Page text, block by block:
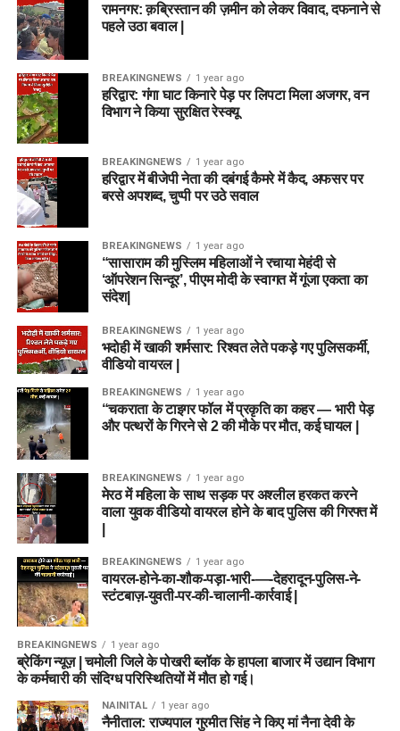
रामनगर: क़ब्रिस्तान की ज़मीन को लेकर विवाद, दफनाने से
पहले उठा बवाल |
BREAKINGNEWS 1 year ago
हरिद्वार: गंगा घाट किनारे पेड़ पर लिपटा मिला अजगर, वन
विभाग ने किया सुरक्षित रेस्क्यू
BREAKINGNEWS 1 year ago
हरिद्वार में बीजेपी नेता की दबंगई कैमरे में कैद, अफसर पर
बरसे अपशब्द, चुप्पी पर उठे सवाल
BREAKINGNEWS 1 year ago
“सासाराम की मुस्लिम महिलाओं ने रचाया मेहंदी से
‘ऑपरेशन सिन्दूर’, पीएम मोदी के स्वागत में गूंजा एकता का
संदेश|
BREAKINGNEWS 1 year ago
भदोही में खाकी शर्मसार: रिश्वत लेते पकड़े गए पुलिसकर्मी,
वीडियो वायरल |
BREAKINGNEWS 1 year ago
“चकराता के टाइगर फॉल में प्रकृति का कहर — भारी पेड़
और पत्थरों के गिरने से 2 की मौके पर मौत, कई घायल |
BREAKINGNEWS 1 year ago
मेरठ में महिला के साथ सड़क पर अश्लील हरकत करने
वाला युवक वीडियो वायरल होने के बाद पुलिस की गिरफ्त में
BREAKINGNEWS 1 year ago
वायरल-होने-का-शौक-पड़ा-भारी-—-देहरादून-पुलिस-ने-
स्टंटबाज़-युवती-पर-की-चालानी-कार्रवाई |
BREAKINGNEWS 1 year ago
ब्रेकिंग न्यूज़ | चमोली जिले के पोखरी ब्लॉक के हापला बाजार में उद्यान विभाग
के कर्मचारी की संदिग्ध परिस्थितियों में मौत हो गई।
NAINITAL 1 year ago
नैनीताल: राज्यपाल गुरमीत सिंह ने किए मां नैना देवी के